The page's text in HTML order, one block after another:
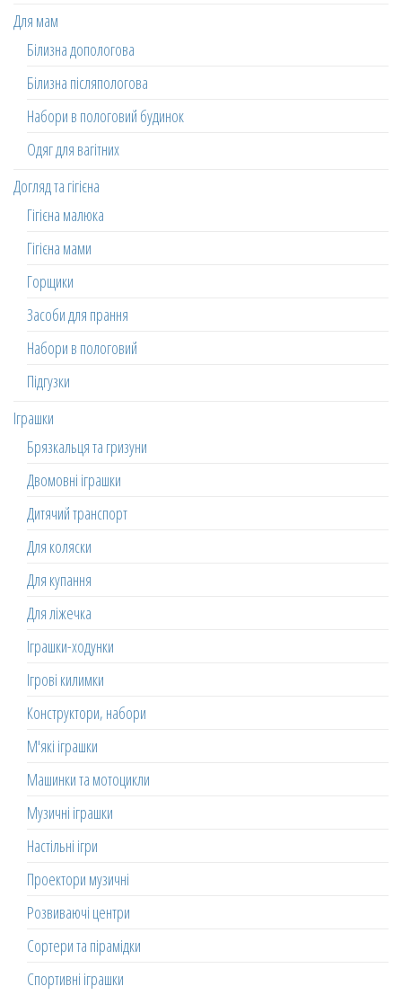
Для мам
Білизна допологова
Білизна післяпологова
Набори в пологовий будинок
Одяг для вагітних
Догляд та гігієна
Гігієна малюка
Гігієна мами
Горщики
Засоби для прання
Набори в пологовий
Підгузки
Іграшки
Брязкальця та гризуни
Двомовні іграшки
Дитячий транспорт
Для коляски
Для купання
Для ліжечка
Іграшки-ходунки
Ігрові килимки
Конструктори, набори
М'які іграшки
Машинки та мотоцикли
Музичні іграшки
Настільні ігри
Проектори музичні
Розвиваючі центри
Сортери та пірамідки
Спортивні іграшки